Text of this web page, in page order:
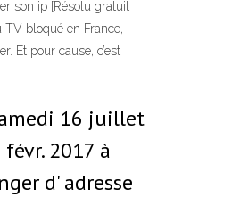
son ip [Résolu gratuit
bloqué en France,
Et pour cause, c’est
16 juillet
2017 à
d' adresse